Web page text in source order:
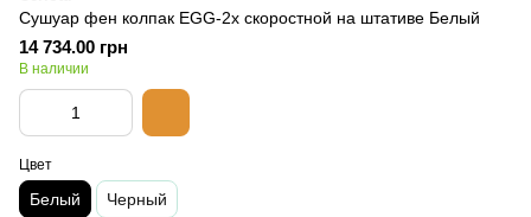
Сушуар фен колпак EGG-2х скоростной на штативе Белый
14 734.00 грн
В наличии
Цвет
Белый Черный